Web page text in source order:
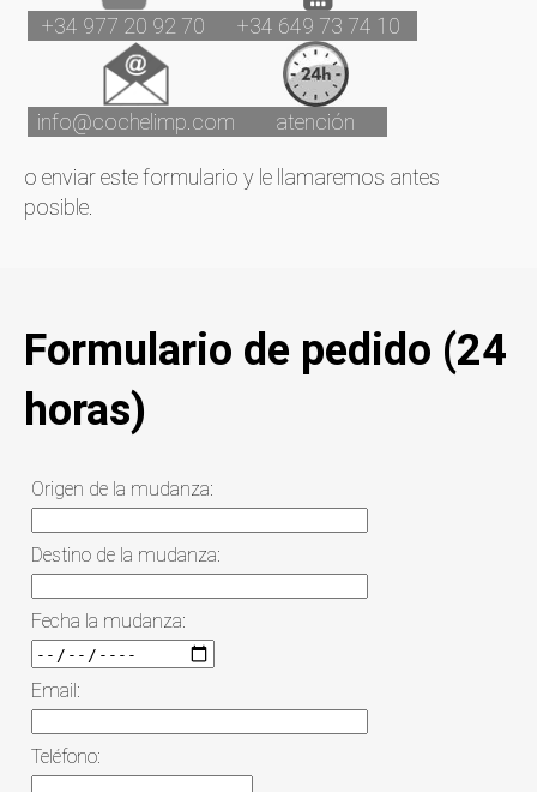
+34 977 20 92 70 +34 649 73 74 10
info@cochelimp.com atención
o enviar este formulario y le llamaremos antes
posible.
Formulario de pedido (24
horas)
Origen de la mudanza:
Destino de la mudanza:
Fecha la mudanza:
Email:
Teléfono: